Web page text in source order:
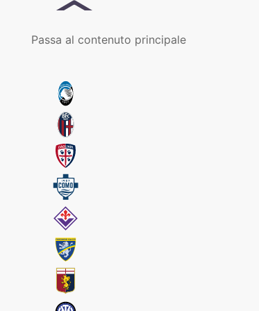
Passa al contenuto principale